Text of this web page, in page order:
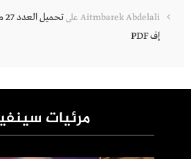
Aitmbarek Abdelali على
إف PDF
مرئيات